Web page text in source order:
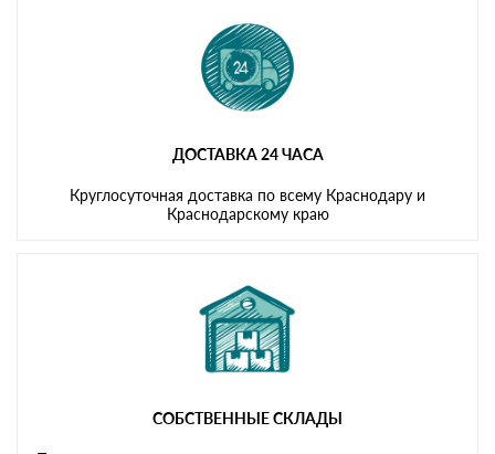
ДОСТАВКА 24 ЧАСА
Круглосуточная доставка по всему Краснодару и
Краснодарскому краю
СОБСТВЕННЫЕ СКЛАДЫ